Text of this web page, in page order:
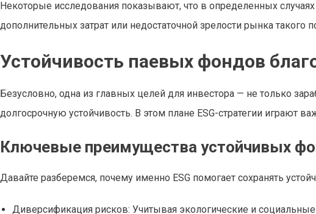
Некоторые исследования показывают, что в определенных
дополнительных затрат или недостаточной зрелости рынка такого
Устойчивость паевых фондов
Безусловно, одна из главных целей для инвестора — не только
долгосрочную устойчивость. В этом плане ESG-стратегии играют
Ключевые преимущества устойчивых
Давайте разберемся, почему именно ESG помогает сохранять
Диверсификация рисков: Учитывая экологические и